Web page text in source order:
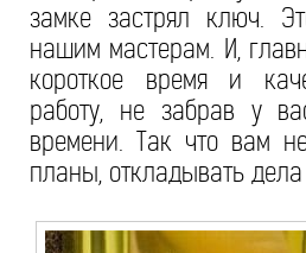
замке застрял ключ.
нашим мастерам. И,
короткое время и
работу, не забрав у
времени. Так что вам
планы, откладывать